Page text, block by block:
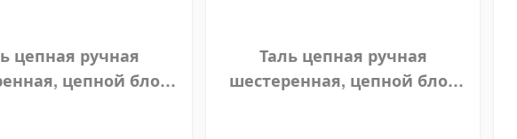
цепная ручная
цепной блок
Таль цепная ручная
шестеренная, цепной блок